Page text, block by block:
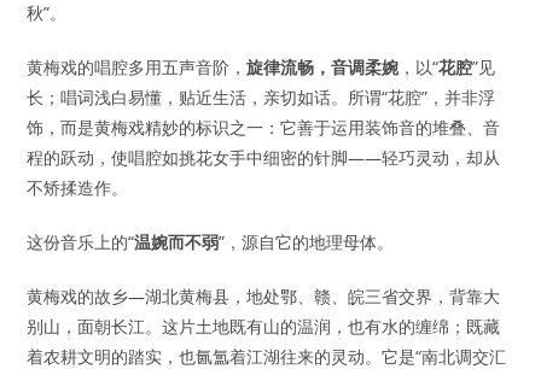
秋”。
黄梅戏的唱腔多用五声音阶，旋律流畅，音调柔婉 ，以“花腔”见
长；唱词浅白易懂，贴近生活，亲切如话。所谓“花腔”，并非浮
饰，而是黄梅戏精妙的标识之一：它善于运用装饰音的堆叠、音
程的跃动，使唱腔如挑花女手中细密的针脚——轻巧灵动，却从
不矫揉造作。
这份音乐上的“温婉而不弱”，源自它的地理母体。
黄梅戏的故乡—湖北黄梅县，地处鄂、赣、皖三省交界，背靠大
别山，面朝长江。这片土地既有山的温润，也有水的缠绵；既藏
着农耕文明的踏实，也氤氲着江湖往来的灵动。它是“南北调交汇